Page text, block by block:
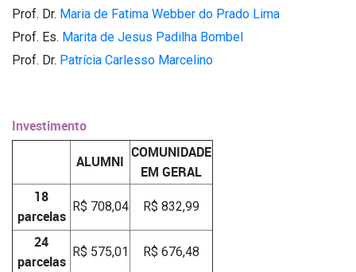
Prof. Dr. Maria de Fatima Webber do Prado Lima
Prof. Es. Marita de Jesus Padilha Bombel
Prof. Dr. Patrícia Carlesso Marcelino
Investimento
ALUMNI
COMUNIDADE
EM GERAL
18
parcelas
R$ 708,04 R$ 832,99
24
parcelas
R$ 575,01 R$ 676,48